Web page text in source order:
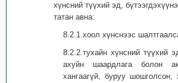
хүнсний түүхий эд,
татан авна:
8.2.1.хоол хүнснээс
8.2.2.тухайн хүнсний түүхий
ахуйн шаардлага болон
хангаагүй, буруу шошголсон,